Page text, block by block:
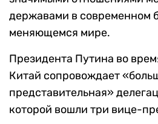
державами в современном
меняющемся мире.
Президента Путина во
Китай сопровождает
представительная»
которой вошли три вице-